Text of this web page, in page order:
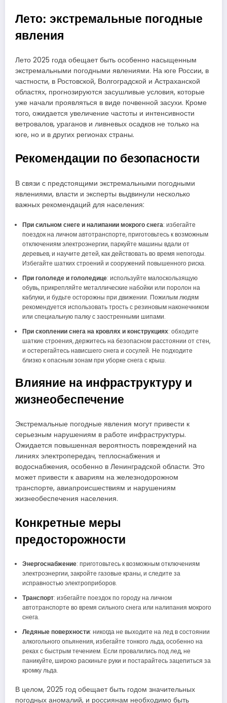
Лето: экстремальные погодные
явления
Лето 2025 года обещает быть особенно насыщенным
экстремальными погодными явлениями. На юге России, в
частности, в Ростовской, Волгоградской и Астраханской
областях, прогнозируются засушливые условия, которые
уже начали проявляться в виде почвенной засухи. Кроме
того, ожидается увеличение частоты и интенсивности
ветровалов, ураганов и ливневых осадков не только на
юге, но и в других регионах страны.
Рекомендации по безопасности
В связи с предстоящими экстремальными погодными
явлениями, власти и эксперты выдвинули несколько
важных рекомендаций для населения:
При сильном снеге и налипании мокрого снега: избегайте
поездок на личном автотранспорте, приготовьтесь к возможным
отключениям электроэнергии, паркуйте машины вдали от
деревьев, и научите детей, как действовать во время непогоды.
Избегайте шатких строений и сооружений повышенного риска.
При гололеде и гололедице: используйте малоскользящую
обувь, прикрепляйте металлические набойки или поролон на
каблуки, и будьте осторожны при движении. Пожилым людям
рекомендуется использовать трость с резиновым наконечником
или специальную палку с заостренными шипами.
При скоплении снега на кровлях и конструкциях: обходите
шаткие строения, держитесь на безопасном расстоянии от стен,
и остерегайтесь нависшего снега и сосулей. Не подходите
близко к опасным зонам при уборке снега с крыш.
Влияние на инфраструктуру и
жизнеобеспечение
Экстремальные погодные явления могут привести к
серьезным нарушениям в работе инфраструктуры.
Ожидается повышенная вероятность повреждений на
линиях электропередач, теплоснабжения и
водоснабжения, особенно в Ленинградской области. Это
может привести к авариям на железнодорожном
транспорте, авиапроисшествиям и нарушениям
жизнеобеспечения населения.
Конкретные меры
предосторожности
Энергоснабжение: приготовьтесь к возможным отключениям
электроэнергии, закройте газовые краны, и следите за
исправностью электроприборов.
Транспорт: избегайте поездок по городу на личном
автотранспорте во время сильного снега или налипания мокрого
снега.
Ледяные поверхности: никогда не выходите на лед в состоянии
алкогольного опьянения, избегайте тонкого льда, особенно на
реках с быстрым течением. Если провалились под лед, не
паникуйте, широко раскиньте руки и постарайтесь зацепиться за
кромку льда.
В целом, 2025 год обещает быть годом значительных
погодных аномалий, и россиянам необходимо быть